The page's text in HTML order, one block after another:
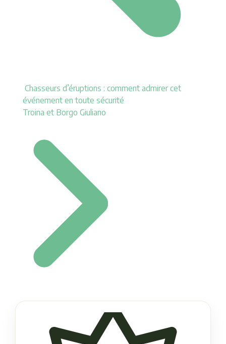
Chasseurs d’éruptions : comment admirer cet
événement en toute sécurité
Troina et Borgo Giuliano